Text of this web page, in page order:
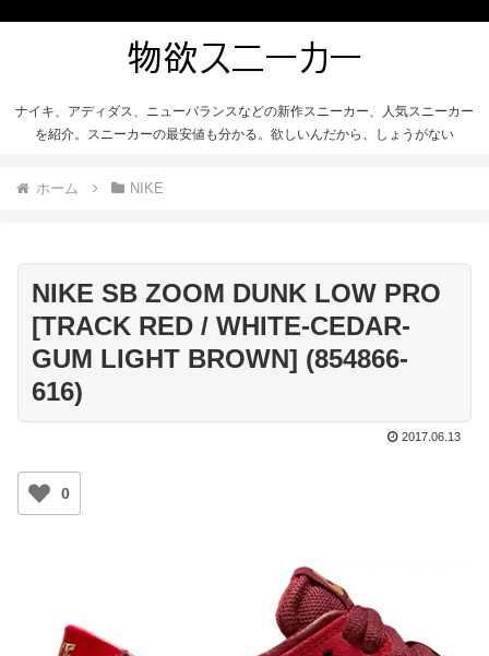
ナイキ、アディダス、ニューバランスなどの新作スニーカー、人気スニーカー
を紹介。スニーカーの最安値も分かる。欲しいんだから、しょうがない
ホーム NIKE
NIKE SB ZOOM DUNK LOW PRO
[TRACK RED / WHITE-CEDAR-
GUM LIGHT BROWN] (854866-
616)
2017.06.13
0